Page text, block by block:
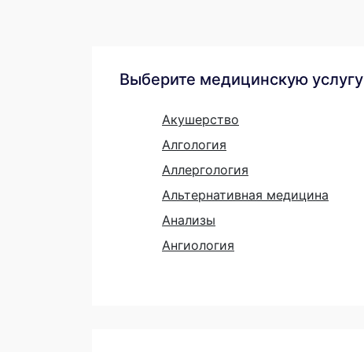
Выберите медицинскую услугу
Акушерство
Алгология
Аллергология
Альтернативная медицина
Анализы
Ангиология